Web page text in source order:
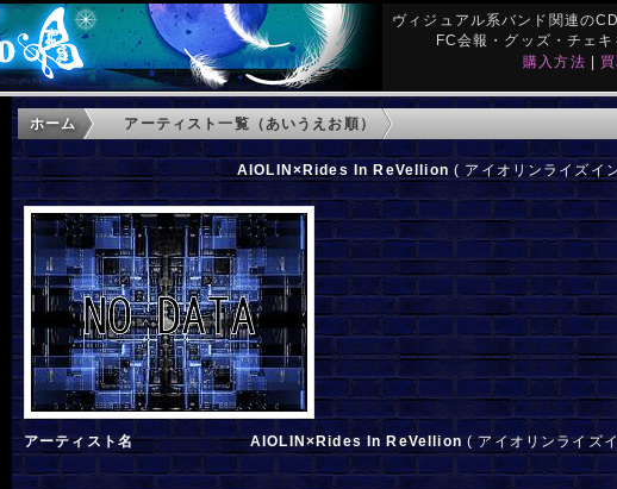
ヴィジュアル系バンド関連の
FC会報・グッズ・チェ
購入方法 |
ホーム アーティスト一覧（あいうえお順）
AIOLIN×Rides In ReVellion ( アイオリンライズイ
アーティスト名 AIOLIN×Rides In ReVellion ( アイオリンライズ